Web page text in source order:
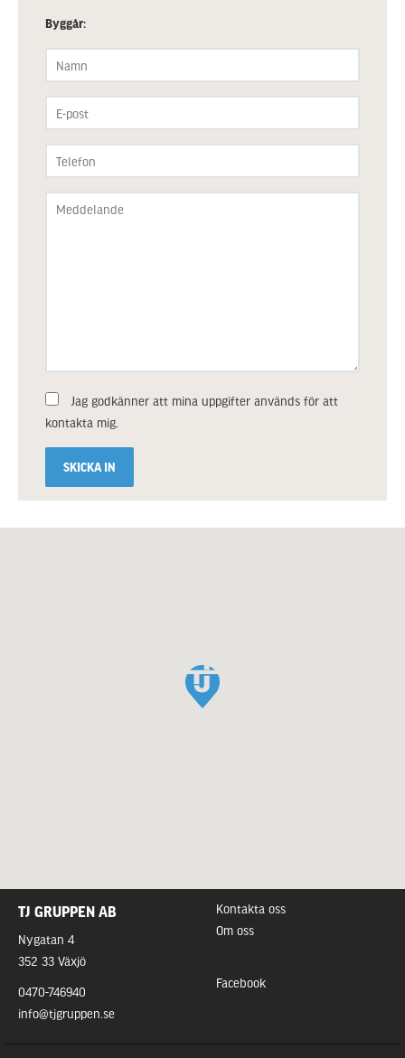
Byggår:
Jag godkänner att mina uppgifter används för att
kontakta mig.
TJ GRUPPEN AB
Nygatan 4
352 33 Växjö
0470-746940
info@tjgruppen.se
Kontakta oss
Om oss
Facebook